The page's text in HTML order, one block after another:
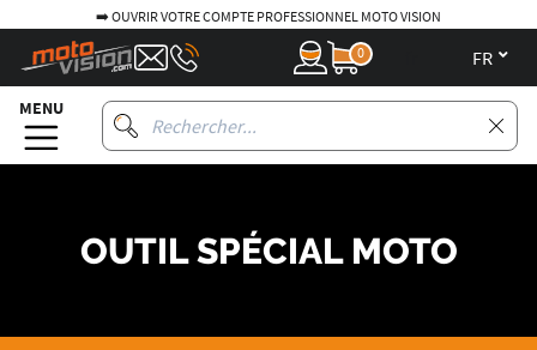
➡️ OUVRIR VOTRE COMPTE PROFESSIONNEL MOTO VISION
0
MENU
OUTIL SPÉCIAL MOTO